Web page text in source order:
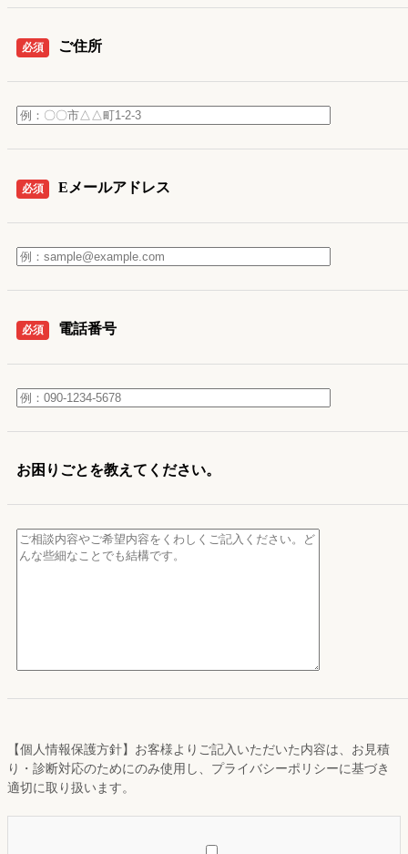
必須 ご住所
必須 Eメールアドレス
必須 電話番号
お困りごとを教えてください。
【個人情報保護方針】お客様よりご記入いただいた内容は、お見積
り・診断対応のためにのみ使用し、プライバシーポリシーに基づき
適切に取り扱います。